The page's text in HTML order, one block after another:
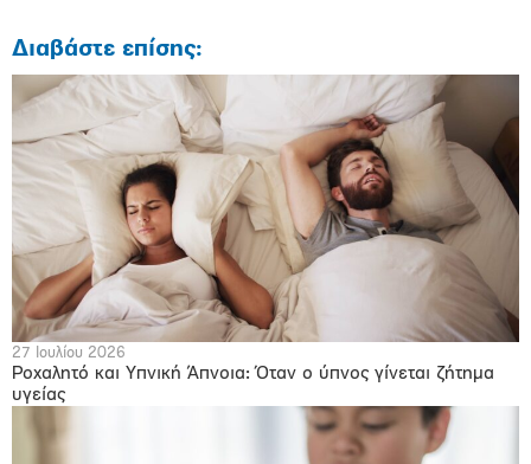
Διαβάστε επίσης:
27 Ιουλίου 2026
Ροχαλητό και Υπνική Άπνοια: Όταν ο ύπνος γίνεται ζήτημα
υγείας